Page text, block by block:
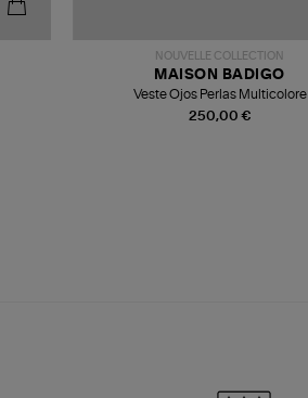
NOUVELLE COLLECTION
250,00 €
MAISON BADIGO
Veste Ojos Perlas Multicolore